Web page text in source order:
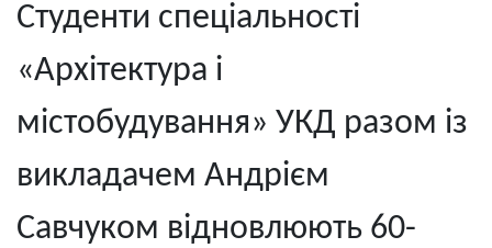
Студенти спеціальності
«Архітектура і
містобудування» УКД разом із
викладачем Андрієм
Савчуком відновлюють 60-